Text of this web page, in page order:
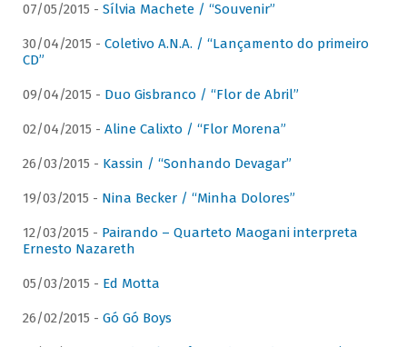
07/05/2015 - Sílvia Machete / “Souvenir”
30/04/2015 - Coletivo A.N.A. / “Lançamento do primeiro
CD”
09/04/2015 - Duo Gisbranco / “Flor de Abril”
02/04/2015 - Aline Calixto / “Flor Morena”
26/03/2015 - Kassin / “Sonhando Devagar”
19/03/2015 - Nina Becker / “Minha Dolores”
12/03/2015 - Pairando – Quarteto Maogani interpreta
Ernesto Nazareth
05/03/2015 - Ed Motta
26/02/2015 - Gó Gó Boys